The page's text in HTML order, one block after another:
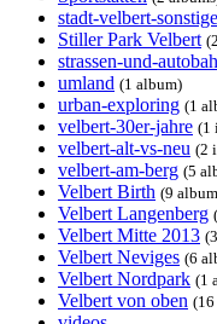
stadt-velbert-
Stiller Park Velbert
strassen-und-
umland (1 album)
urban-exploring (1
velbert-30er-jahre (1
velbert-alt-vs-neu (2
velbert-am-berg (5
Velbert Birth (9
Velbert Langenberg
Velbert Mitte 2013
Velbert Neviges (6
Velbert Nordpark (1
Velbert von oben (16